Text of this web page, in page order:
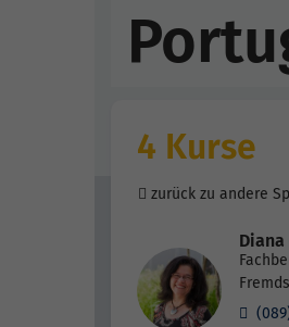
4 Kurse
zurück zu andere